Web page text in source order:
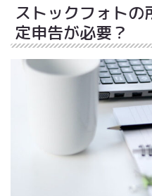
ストックフォト
定申告が必要？